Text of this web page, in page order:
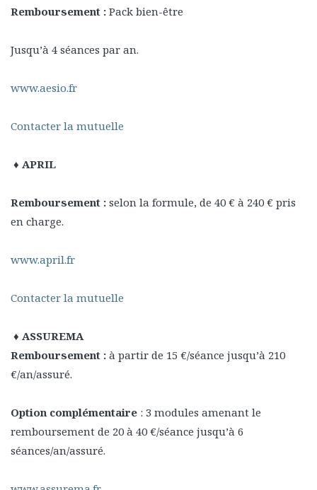
Remboursement : Pack bien-être
Jusqu’à 4 séances par an.
www.aesio.fr
Contacter la mutuelle
♦ APRIL
Remboursement : selon la formule, de 40 € à 240 € pris
en charge.
www.april.fr
Contacter la mutuelle
♦ ASSUREMA
Remboursement : à partir de 15 €/séance jusqu’à 210
€/an/assuré.
Option complémentaire : 3 modules amenant le
remboursement de 20 à 40 €/séance jusqu’à 6
séances/an/assuré.